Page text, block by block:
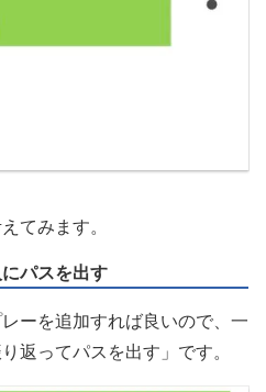
てみます。
パスを出す
ーを追加すれば良いので、一
返ってパスを出す」です。